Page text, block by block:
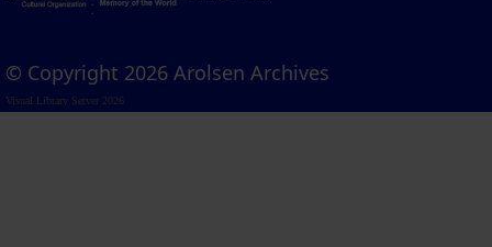
© Copyright 2026 Arolsen Archives
Visual Library Server 2026